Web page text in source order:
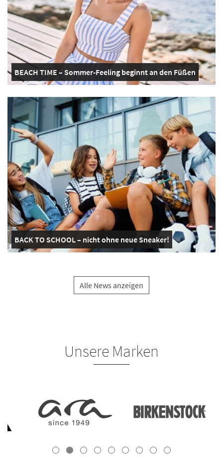
BEACH TIME – Sommer-Feeling beginnt an den Füßen
BACK TO SCHOOL – nicht ohne neue Sneaker!
Alle News anzeigen
Unsere Marken